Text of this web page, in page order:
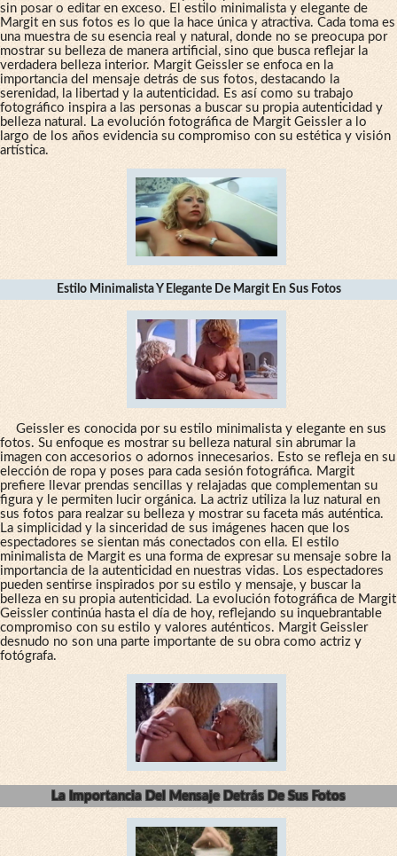
sin posar o editar en exceso. El estilo minimalista y elegante de
Margit en sus fotos es lo que la hace única y atractiva. Cada toma es
una muestra de su esencia real y natural, donde no se preocupa por
mostrar su belleza de manera artificial, sino que busca reflejar la
verdadera belleza interior. Margit Geissler se enfoca en la
importancia del mensaje detrás de sus fotos, destacando la
serenidad, la libertad y la autenticidad. Es así como su trabajo
fotográfico inspira a las personas a buscar su propia autenticidad y
belleza natural. La evolución fotográfica de Margit Geissler a lo
largo de los años evidencia su compromiso con su estética y visión
artística.
Estilo Minimalista Y Elegante De Margit En Sus Fotos
Geissler es conocida por su estilo minimalista y elegante en sus
fotos. Su enfoque es mostrar su belleza natural sin abrumar la
imagen con accesorios o adornos innecesarios. Esto se refleja en su
elección de ropa y poses para cada sesión fotográfica. Margit
prefiere llevar prendas sencillas y relajadas que complementan su
figura y le permiten lucir orgánica. La actriz utiliza la luz natural en
sus fotos para realzar su belleza y mostrar su faceta más auténtica.
La simplicidad y la sinceridad de sus imágenes hacen que los
espectadores se sientan más conectados con ella. El estilo
minimalista de Margit es una forma de expresar su mensaje sobre la
importancia de la autenticidad en nuestras vidas. Los espectadores
pueden sentirse inspirados por su estilo y mensaje, y buscar la
belleza en su propia autenticidad. La evolución fotográfica de Margit
Geissler continúa hasta el día de hoy, reflejando su inquebrantable
compromiso con su estilo y valores auténticos. Margit Geissler
desnudo no son una parte importante de su obra como actriz y
fotógrafa.
La Importancia Del Mensaje Detrás De Sus Fotos